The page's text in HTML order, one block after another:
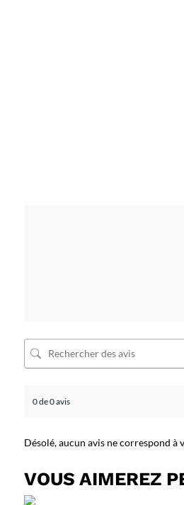
0 de 0 avis
Désolé, aucun avis ne correspond à
VOUS AIMEREZ